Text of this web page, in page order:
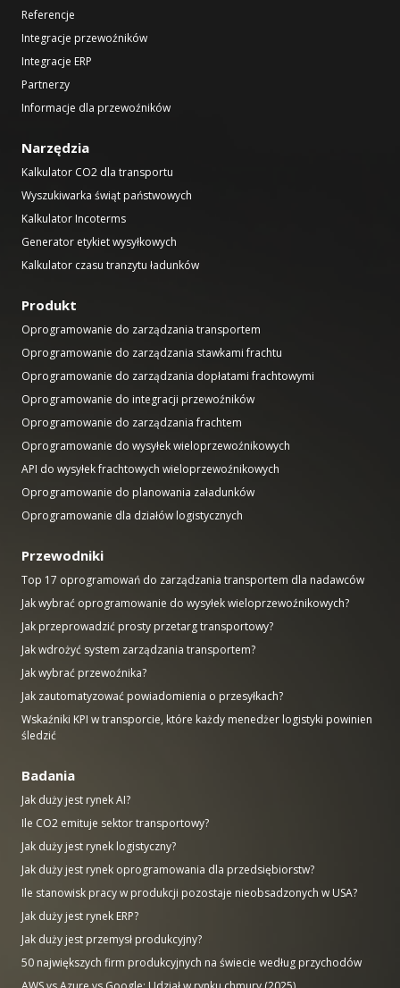
Referencje
Integracje przewoźników
Integracje ERP
Partnerzy
Informacje dla przewoźników
Narzędzia
Kalkulator CO2 dla transportu
Wyszukiwarka świąt państwowych
Kalkulator Incoterms
Generator etykiet wysyłkowych
Kalkulator czasu tranzytu ładunków
Produkt
Oprogramowanie do zarządzania transportem
Oprogramowanie do zarządzania stawkami frachtu
Oprogramowanie do zarządzania dopłatami frachtowymi
Oprogramowanie do integracji przewoźników
Oprogramowanie do zarządzania frachtem
Oprogramowanie do wysyłek wieloprzewoźnikowych
API do wysyłek frachtowych wieloprzewoźnikowych
Oprogramowanie do planowania załadunków
Oprogramowanie dla działów logistycznych
Przewodniki
Top 17 oprogramowań do zarządzania transportem dla nadawców
Jak wybrać oprogramowanie do wysyłek wieloprzewoźnikowych?
Jak przeprowadzić prosty przetarg transportowy?
Jak wdrożyć system zarządzania transportem?
Jak wybrać przewoźnika?
Jak zautomatyzować powiadomienia o przesyłkach?
Wskaźniki KPI w transporcie, które każdy menedżer logistyki powinien
śledzić
Badania
Jak duży jest rynek AI?
Ile CO2 emituje sektor transportowy?
Jak duży jest rynek logistyczny?
Jak duży jest rynek oprogramowania dla przedsiębiorstw?
Ile stanowisk pracy w produkcji pozostaje nieobsadzonych w USA?
Jak duży jest rynek ERP?
Jak duży jest przemysł produkcyjny?
50 największych firm produkcyjnych na świecie według przychodów